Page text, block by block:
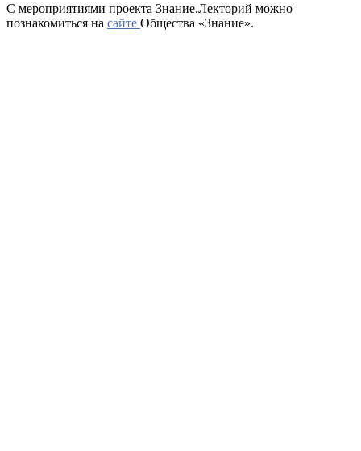
С мероприятиями проекта Знание.Лекторий можно
познакомиться на сайте Общества «Знание».